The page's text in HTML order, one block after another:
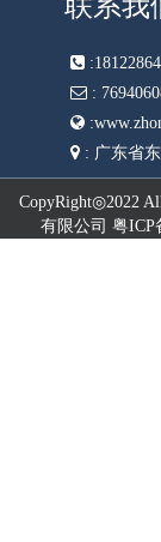
:
:
:
: 广东省
CopyRight◎2022
有限公司 粤ICP